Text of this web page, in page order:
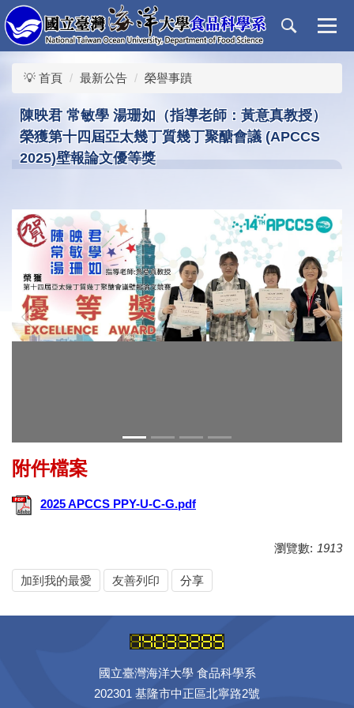
跳
到
主
要
💡 首頁 最新公告 榮譽事蹟
陳映君 常敏學 湯珊如（指導老師：黃意真教授）
榮獲第十四屆亞太幾丁質幾丁聚醣會議 (APCCS
2025)壁報論文優等獎
‹ ›
2025 APCCS PPY-U-C-G.pdf
瀏覽數: 1913
加到我的最愛 友善列印 分享
國立臺灣海洋大學 食品科學系
202301 基隆市中正區北寧路2號